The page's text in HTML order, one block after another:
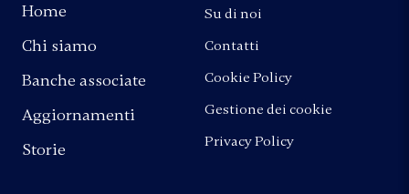
Home
Chi siamo
Banche associate
Aggiornamenti
Storie
Su di noi
Contatti
Cookie Policy
Gestione dei cookie
Privacy Policy